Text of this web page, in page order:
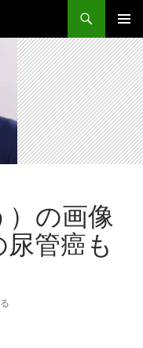
メインメ
ニュー
の画像
管癌も